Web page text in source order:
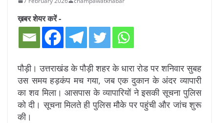
ख़बर शेयर करें -
पौड़ी। उत्तराखंड के पौड़ी शहर के धारा रोड पर शनिवार सुबह
उस समय हड़कंप मच गया, जब एक दुकान के अंदर व्यापारी
का शव मिला। आसपास के व्यापारियों ने इसकी सूचना पुलिस
को दी। सूचना मिलते ही पुलिस मौके पर पहुंची और जांच शुरू
की।